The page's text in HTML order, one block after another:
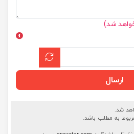
شد)
ارسال
شد.
به مطلب باشد.